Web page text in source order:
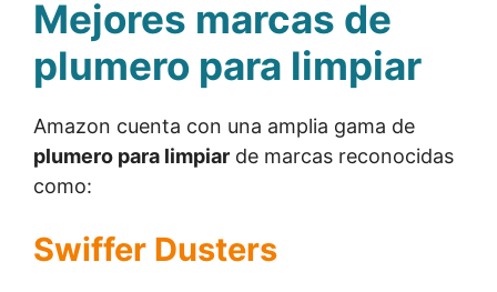
Mejores marcas de
plumero para limpiar
Amazon cuenta con una amplia gama de
plumero para limpiar de marcas reconocidas
como:
Swiffer Dusters